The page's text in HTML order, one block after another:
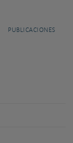
PUBLICACIONES